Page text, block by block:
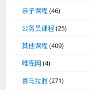
亲子课程(46)
公务员课程(25)
其他课程(409)
唯库网 (4)
喜马拉雅(271)